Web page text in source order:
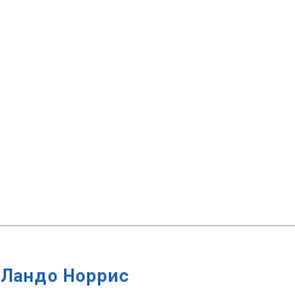
Ландо Норрис